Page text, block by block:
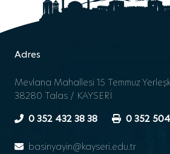
Adres
Mevlana Mahallesi 15 Temmuz
38280 Talas / KAYSERİ
0 352 432 38 38
0 352
basinyayin@kayseri.edu.tr